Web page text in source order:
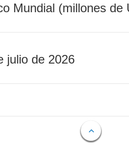
Mundial (millones
julio de 2026